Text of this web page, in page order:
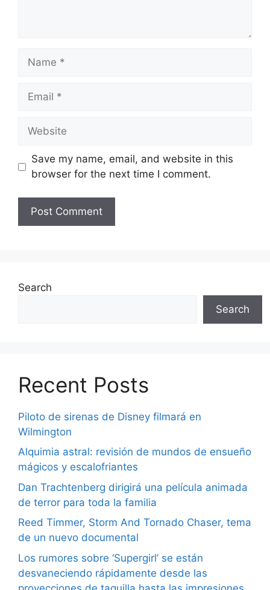
Name
Email
Website
Save my name, email, and website in this
browser for the next time I comment.
Search
Search
Recent Posts
Piloto de sirenas de Disney filmará en
Wilmington
Alquimia astral: revisión de mundos de ensueño
mágicos y escalofriantes
Dan Trachtenberg dirigirá una película animada
de terror para toda la familia
Reed Timmer, Storm And Tornado Chaser, tema
de un nuevo documental
Los rumores sobre ‘Supergirl’ se están
desvaneciendo rápidamente desde las